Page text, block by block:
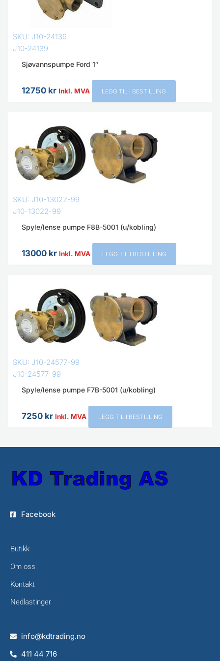
SKU: J10-24139
J10-24139
Sjøvannspumpe Ford 1″
12750 kr Inkl. MVA LEGG TIL I BESTILLING
SKU: J10-13022-99
J10-13022-99
Spyle/lense pumpe F8B-5001 (u/kobling)
13000 kr Inkl. MVA LEGG TIL I BESTILLING
SKU: J10-24577-99
J10-24577-99
Spyle/lense pumpe F7B-5001 (u/kobling)
7250 kr Inkl. MVA LEGG TIL I BESTILLING
Facebook
Butikk
Om oss
Kontakt
Nedlastinger
info@kdtrading.no
411 44 716